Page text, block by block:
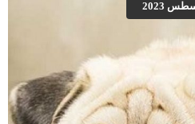
انها سعيدة على طريقتها الخاصة. المواء
عال ومييز, لان المواء بصوت منخفض […]